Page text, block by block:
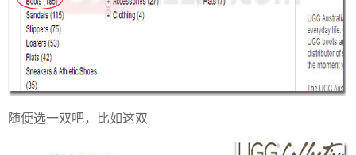
随便选一双吧，比如这双